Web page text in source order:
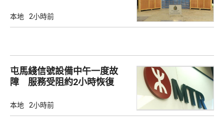
本地 2小時前
屯馬綫信號設備中午一度故
障 服務受阻約2小時恢復
本地 2小時前